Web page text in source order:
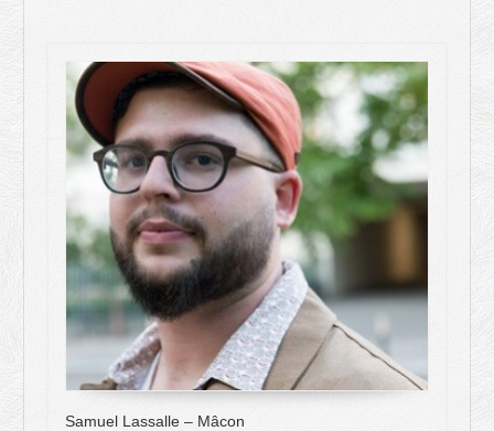
Samuel Lassalle – Mâcon